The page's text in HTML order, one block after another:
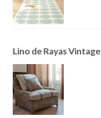
Lino de Rayas Vintage